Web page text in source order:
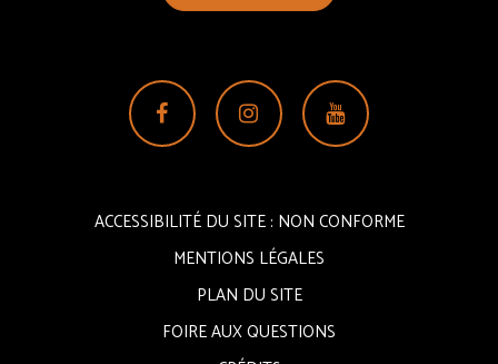
Lien
vers
compte
Facebook
Lien
vers
compte
Instagram
Lien
vers
chaîne
ACCESSIBILITÉ DU SITE : NON CONFORME
MENTIONS LÉGALES
PLAN DU SITE
FOIRE AUX QUESTIONS